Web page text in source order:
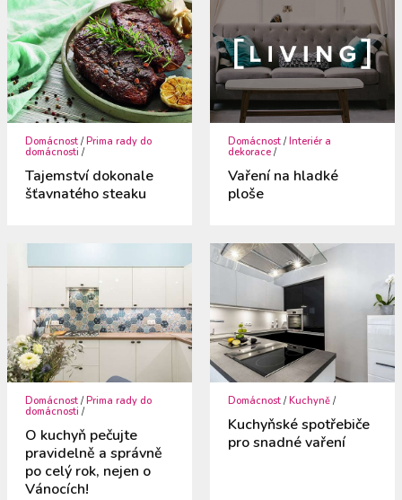
Domácnost /Prima rady do
domácnosti /
Tajemství dokonale
šťavnatého steaku
Domácnost /Interiér a
dekorace /
Vaření na hladké
ploše
Domácnost /Prima rady do
domácnosti /
O kuchyň pečujte
pravidelně a správně
po celý rok, nejen o
Vánocích!
Domácnost /Kuchyně /
Kuchyňské spotřebiče
pro snadné vaření